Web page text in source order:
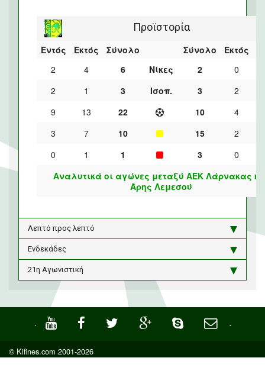
Προϊστορία
Εντός Εκτός Σύνολο Σύνολο Εκτός
2
4 6 Νίκες 2
0
2
1 3 Ισοπ. 3
2
9
13 22 10
4
3
7 10 15 2
0
1 1 3
0
Αναλυτικά οι αγώνες μεταξύ ΑΕΚ Λάρνακας
Άρης Λεμεσού
Λεπτό προς λεπτό
Ενδεκάδες
21η Αγωνιστική
· ·
© Kifines.com 2001-2026